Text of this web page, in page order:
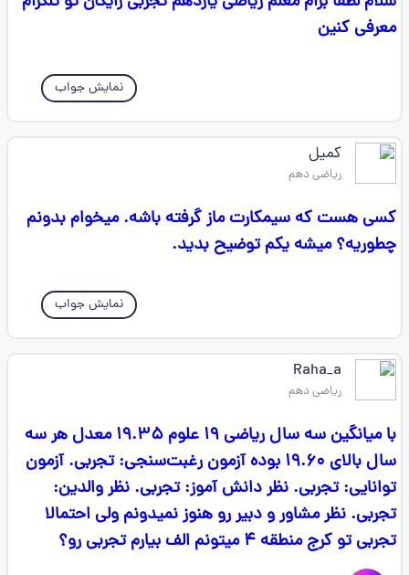
معرفی کنین
نمایش جواب
کمیل
ریاضی دهم
کسی هست که سیمکارت ماز گرفته باشه. میخوام بدونم
چطوریه؟ میشه یکم توضیح بدید.
نمایش جواب
Raha_a
ریاضی دهم
با میانگین سه سال ریاضی ۱۹ علوم ۱۹.۳۵ معدل هر سه
سال بالای ۱۹.۶۰ بوده آزمون رغبت‌سنجی: تجربی. آزمون
توانایی: تجربی. نظر دانش آموز: تجربی. نظر والدین:
تجربی. نظر مشاور و دبیر رو هنوز نمیدونم ولی احتمالا
تجربی تو کرج منطقه ۴ میتونم الف بیارم تجربی رو؟